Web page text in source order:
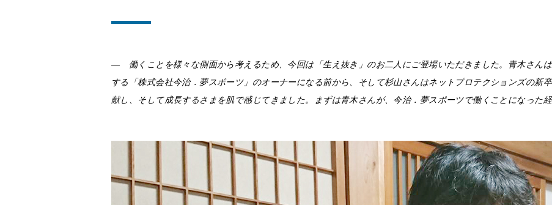
― 働くことを様々な側面から考えるため、今回は「生え抜き」のお二人にご登場いただきました。青木さん
する「株式会社今治．夢スポーツ」のオーナーになる前から、そして杉山さんはネットプロテクションズの新
献し、そして成長するさまを肌で感じてきました。まずは青木さんが、今治．夢スポーツで働くことになった経